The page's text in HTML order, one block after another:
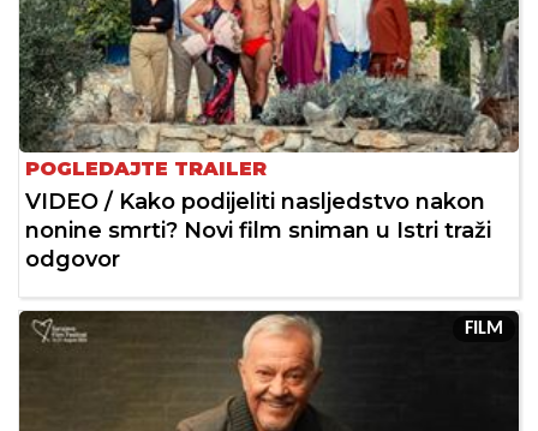
POGLEDAJTE TRAILER
VIDEO / Kako podijeliti nasljedstvo nakon
nonine smrti? Novi film sniman u Istri traži
odgovor
FILM